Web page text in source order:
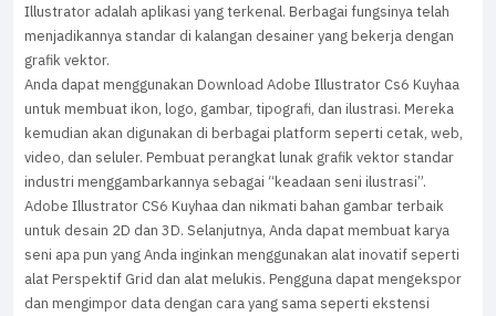
Illustrator adalah aplikasi yang terkenal. Berbagai fungsinya telah
menjadikannya standar di kalangan desainer yang bekerja dengan
grafik vektor.
Anda dapat menggunakan Download Adobe Illustrator Cs6 Kuyhaa
untuk membuat ikon, logo, gambar, tipografi, dan ilustrasi. Mereka
kemudian akan digunakan di berbagai platform seperti cetak, web,
video, dan seluler. Pembuat perangkat lunak grafik vektor standar
industri menggambarkannya sebagai “keadaan seni ilustrasi”.
Adobe Illustrator CS6 Kuyhaa dan nikmati bahan gambar terbaik
untuk desain 2D dan 3D. Selanjutnya, Anda dapat membuat karya
seni apa pun yang Anda inginkan menggunakan alat inovatif seperti
alat Perspektif Grid dan alat melukis. Pengguna dapat mengekspor
dan mengimpor data dengan cara yang sama seperti ekstensi